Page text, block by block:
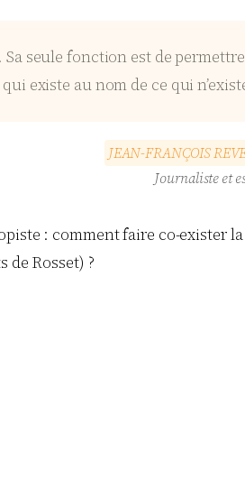
seule fonction est de permettre
existe au nom de ce qui
JEAN-FRANÇOISREV
Journaliste et
: comment faire co-exister la
Rosset) ?